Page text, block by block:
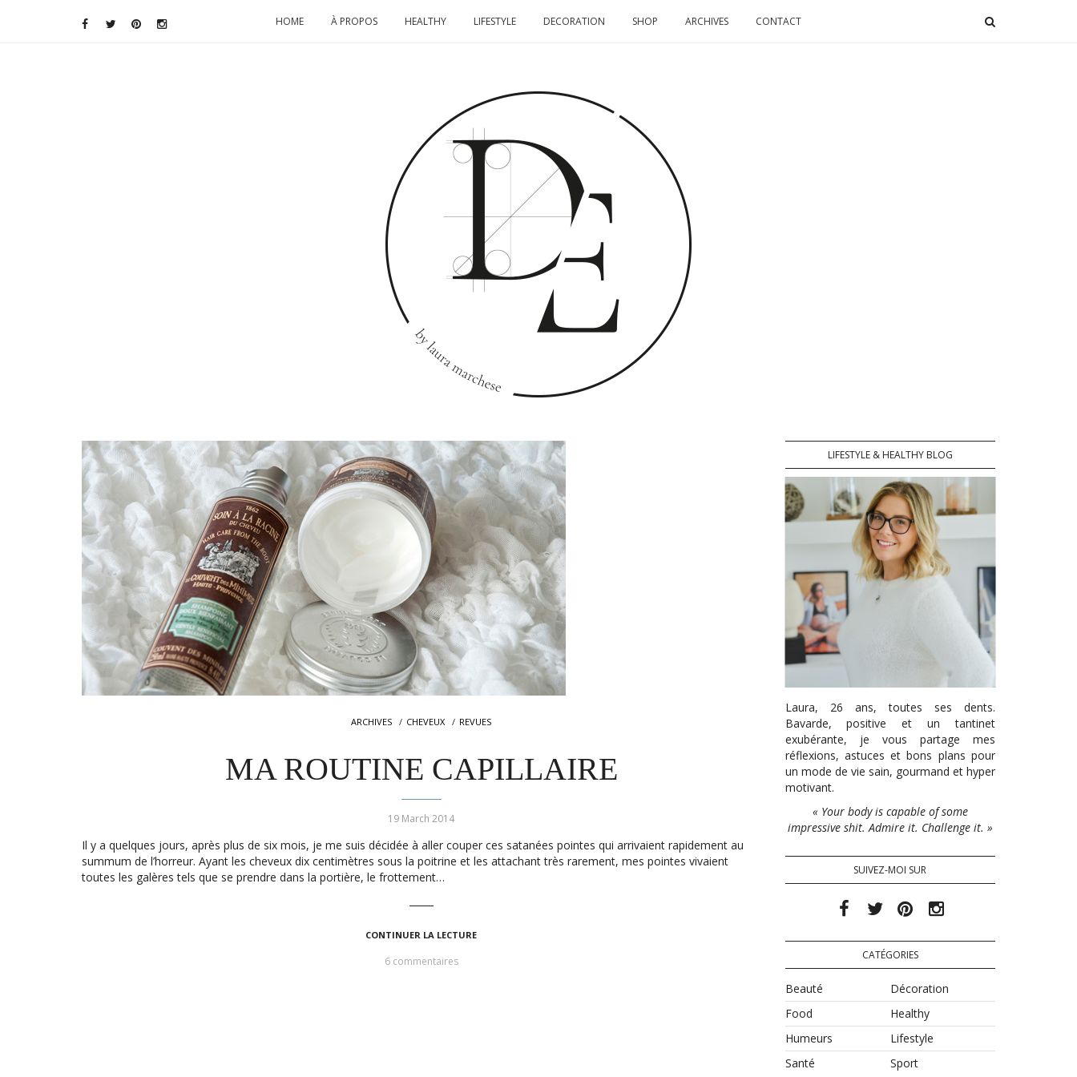
HOME À PROPOS HEALTHY LIFESTYLE DECORATION SHOP ARCHIVES CONTACT
DOMINO
EFFECT
ARCHIVES CHEVEUX REVUES
MA ROUTINE CAPILLAIRE
19 March 2014
Il y a quelques jours, après plus de six mois, je me suis décidée à aller couper ces satanées pointes qui arrivaient rapidement au
summum de l’horreur. Ayant les cheveux dix centimètres sous la poitrine et les attachant très rarement, mes pointes vivaient
toutes les galères tels que se prendre dans la portière, le frottement…
CONTINUER LA LECTURE
6 commentaires
LIFESTYLE & HEALTHY BLOG
Laura, 26 ans, toutes ses dents.
Bavarde, positive et un tantinet
exubérante, je vous partage mes
réflexions, astuces et bons plans pour
un mode de vie sain, gourmand et hyper
motivant.
« Your body is capable of some
impressive shit. Admire it. Challenge it. »
SUIVEZ-MOI SUR
CATÉGORIES
Beauté
Décoration
Food
Healthy
Humeurs
Lifestyle
Santé
Sport